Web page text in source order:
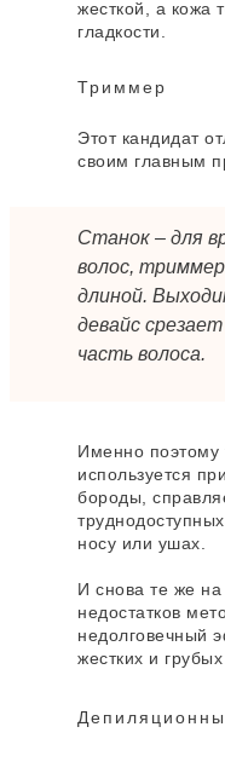
Триммер
жесткой, а кожа
гладкости.
Этот кандидат
своим главным
Станок – для
волос,
длиной.
девайс
часть волоса.
Именно поэтому
используется
бороды,
носу или ушах.
И снова те же
недостатков
недолговечный
жестких и грубых